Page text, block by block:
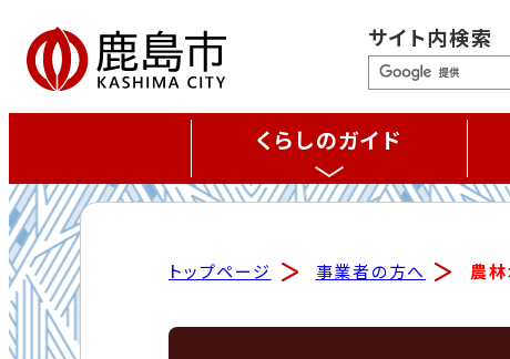
サイト内検索
くらしのガイド
トップページ 事業者の方へ 農